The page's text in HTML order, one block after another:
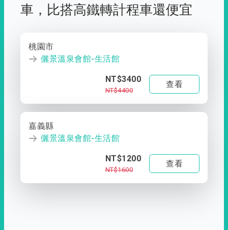
車， 比搭高鐵轉計程車還便宜
桃園市
儷景溫泉會館-生活館
NT$3400
NT$4400
查看
嘉義縣
儷景溫泉會館-生活館
NT$1200
NT$1600
查看